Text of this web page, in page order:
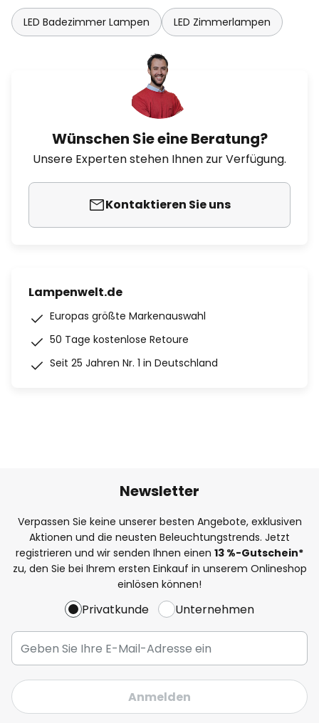
LED Badezimmer Lampen LED Zimmerlampen
Wünschen Sie eine Beratung?
Unsere Experten stehen Ihnen zur Verfügung.
Kontaktieren Sie uns
Lampenwelt.de
Europas größte Markenauswahl
50 Tage kostenlose Retoure
Seit 25 Jahren Nr. 1 in Deutschland
Newsletter
Verpassen Sie keine unserer besten Angebote, exklusiven
Aktionen und die neusten Beleuchtungstrends. Jetzt
registrieren und wir senden Ihnen einen 13 %-Gutschein*
zu, den Sie bei Ihrem ersten Einkauf in unserem Onlineshop
einlösen können!
Privatkunde Unternehmen
Anmelden